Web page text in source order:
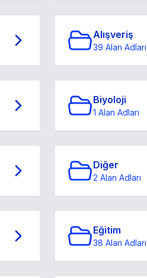
Alışveriş
39 Alan Adları
Biyoloji
1 Alan Adları
Diğer
2 Alan Adları
Eğitim
38 Alan Adları